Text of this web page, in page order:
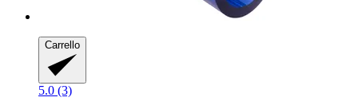
Carrello
5.0 (3)